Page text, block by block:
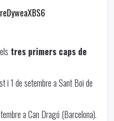
tres primers caps de
i 1 de setembre a Sant Boi de
a Can Dragó (Barcelona).